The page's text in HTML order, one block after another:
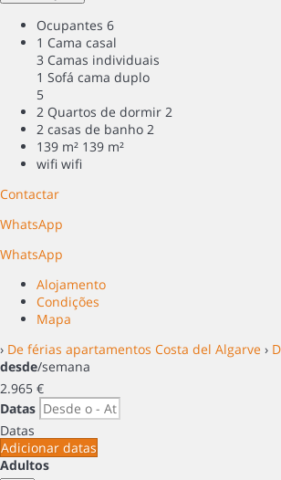
Ocupantes 6
1 Cama casal
3 Camas individuais
1 Sofá cama duplo
5
2 Quartos de dormir 2
2 casas de banho 2
139 m² 139 m²
wifi wifi
Contactar
WhatsApp
WhatsApp
Alojamento
Condições
Mapa
› De férias apartamentos Costa del Algarve ›
desde/semana
2.965 €
Datas
Datas
Adicionar datas
Adultos